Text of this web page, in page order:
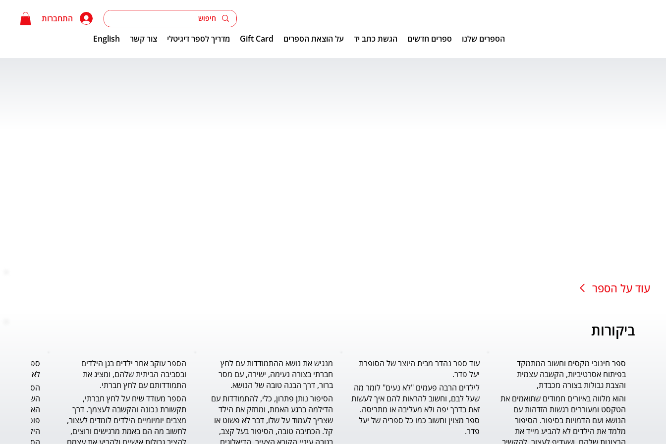
התחברות
הספרים שלנו
ספרים חדשים הגשת כתב יד על הוצאת הספרים Gift Card מדריך לספר דיגיטלי צור קשר English
עוד על הספר
ביקורות
ספר חינוכי מקסים וחשוב המתמקד
בפיתוח אסרטיביות, הקשבה עצמית
והצבת גבולות בצורה מכבדת,
והוא מלווה באיורים חמודים שתואמים את
הנושא ועם הדמויות בסיפור. הסיפור
מלמד את הילדים לא להביע מייד את
עוד ספר נהדר מבית היוצר של הסופרת
יעל פדר.
פדר.
מנגיש את נושא ההתמודדות עם לחץ
חברתי בצורה נעימה, ישירה, עם מסר
ברור, דרך הבנה טובה של הנושא.
הספר עוקב אחר ילדים בגן הילדים
ובסביבה הביתית שלהם, ומציג את
התמודדותם עם לחץ חברתי.
תקשורת נכונה והקשבה לעצמך. דרך
ספר נוגע
לאורך